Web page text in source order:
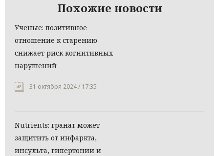
Похожие новости
Ученые: позитивное
отношение к старению
снижает риск когнитивных
нарушений
31 октября 2024 / 17:35
Nutrients: гранат может
защитить от инфаркта,
инсульта, гипертонии и